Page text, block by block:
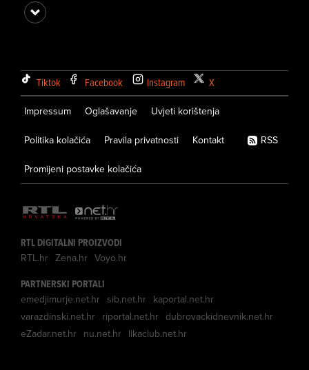
Tiktok Facebook Instagram X
Impressum Oglašavanje Uvjeti korištenja
Politika kolačića Pravila privatnosti Kontakt
Promijeni postavke kolačića
RSS
RTL DIGITALNI PROIZVODI
RTL.hr Zena.hr Voyo.hr
PARTNERSKI PORTALI
emedjimurje.net.hr sib.net.hr kaportal.net.hr
varazdinski.net.hr riportal.net.hr dubrovackidnevnik.net.hr
eZadar.net.hr nu.net.hr likaclub.net.hr